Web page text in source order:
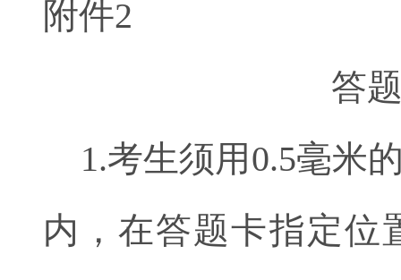
附件2
答
1.考生须用0.5毫米
内，在答题卡指定位